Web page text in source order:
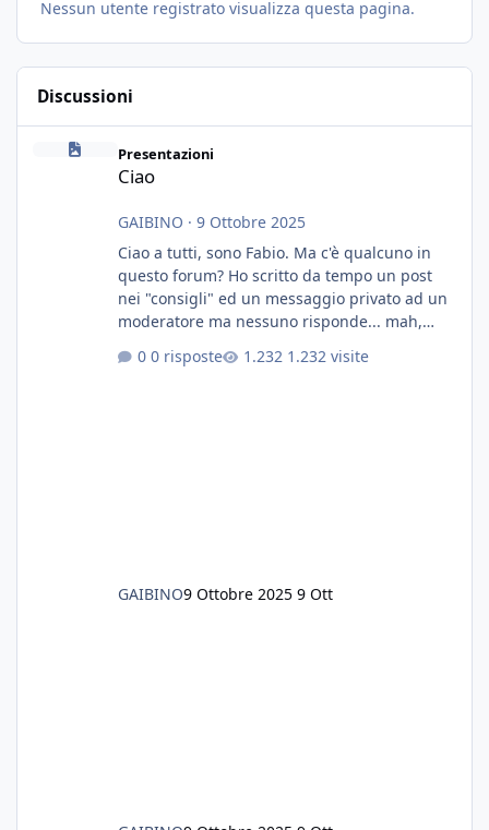
Nessun utente registrato visualizza questa pagina.
Discussioni
Presentazioni
Ciao
GAIBINO · 9 Ottobre 2025
Ciao a tutti, sono Fabio. Ma c'è qualcuno in
questo forum? Ho scritto da tempo un post
nei "consigli" ed un messaggio privato ad un
moderatore ma nessuno risponde... mah,
0 risposte 1.232 visite
GAIBINO9 Ottobre 2025 9 Ott